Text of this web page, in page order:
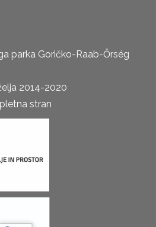
parka Goričko-Raab-Őrség
2014-2020
stran